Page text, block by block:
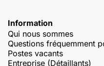
Information
Qui nous sommes
Questions fréquemment
Postes vacants
Entreprise (Détaillants)